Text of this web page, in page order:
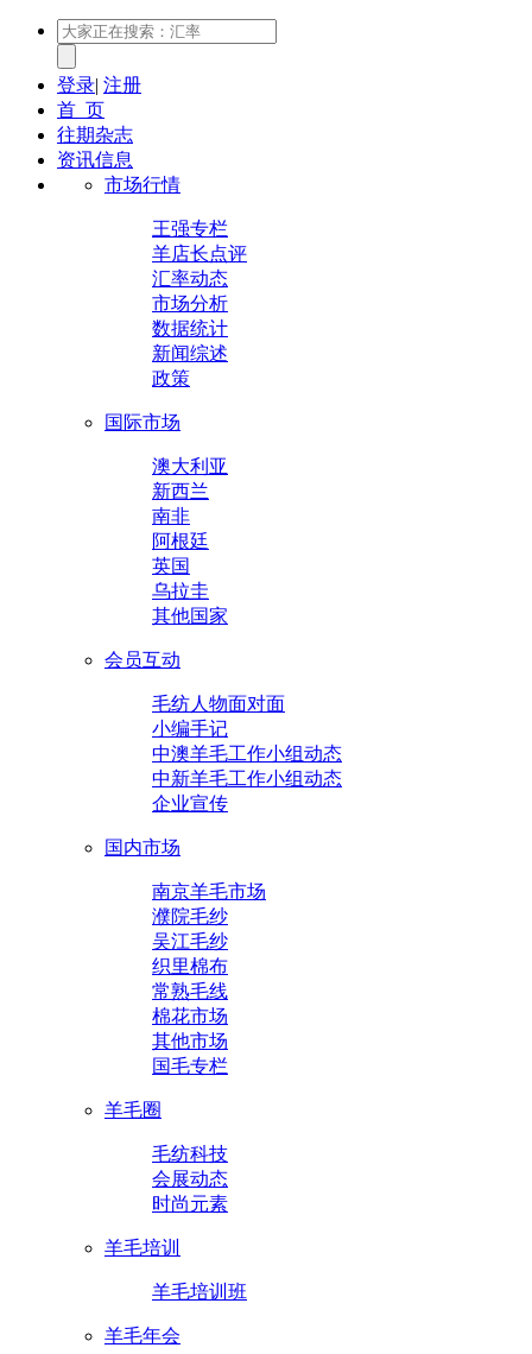
登录| 注册
首 页
往期杂志
资讯信息
市场行情
王强专栏
羊店长点评
汇率动态
市场分析
数据统计
新闻综述
政策
国际市场
澳大利亚
新西兰
南非
阿根廷
英国
乌拉圭
其他国家
会员互动
毛纺人物面对面
小编手记
中澳羊毛工作小组动态
中新羊毛工作小组动态
企业宣传
国内市场
南京羊毛市场
濮院毛纱
吴江毛纱
织里棉布
常熟毛线
棉花市场
其他市场
国毛专栏
羊毛圈
毛纺科技
会展动态
时尚元素
羊毛培训
羊毛培训班
羊毛年会